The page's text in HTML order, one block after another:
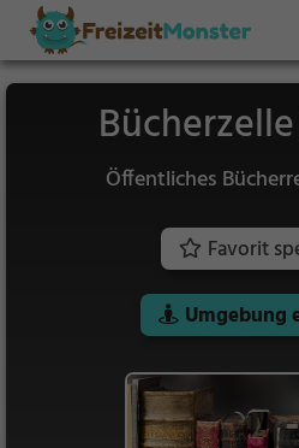
Öffentliches
Favorit
Umgebung